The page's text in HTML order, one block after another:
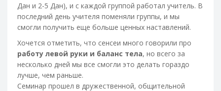
Дан и 2-5 Дан), и с каждой группой работал учитель. В
последний день учителя поменяли группы, и мы
смогли получить еще больше ценных наставлений.
Хочется отметить, что сенсеи много говорили про
работу левой руки и баланс тела, но всего за
несколько дней мы все смогли это делать гораздо
лучше, чем раньше.
Семинар прошел в дружественной, общительной